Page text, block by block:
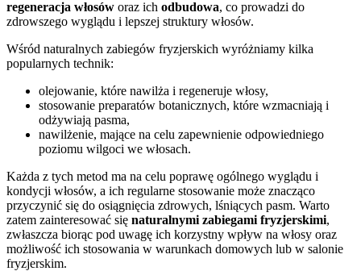
regeneracja włosów oraz ich odbudowa, co prowadzi do
zdrowszego wyglądu i lepszej struktury włosów.
Wśród naturalnych zabiegów fryzjerskich wyróżniamy kilka
popularnych technik:
olejowanie, które nawilża i regeneruje włosy,
stosowanie preparatów botanicznych, które wzmacniają i
odżywiają pasma,
nawilżenie, mające na celu zapewnienie odpowiedniego
poziomu wilgoci we włosach.
Każda z tych metod ma na celu poprawę ogólnego wyglądu i
kondycji włosów, a ich regularne stosowanie może znacząco
przyczynić się do osiągnięcia zdrowych, lśniących pasm. Warto
zatem zainteresować się naturalnymi zabiegami fryzjerskimi,
zwłaszcza biorąc pod uwagę ich korzystny wpływ na włosy oraz
możliwość ich stosowania w warunkach domowych lub w salonie
fryzjerskim.